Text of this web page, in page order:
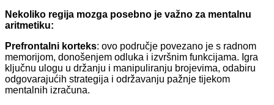
Nekoliko regija mozga posebno je važno za mentalnu
aritmetiku:
Prefrontalni korteks: ovo područje povezano je s radnom
memorijom, donošenjem odluka i izvršnim funkcijama. Igra
ključnu ulogu u držanju i manipuliranju brojevima, odabiru
odgovarajućih strategija i održavanju pažnje tijekom
mentalnih izračuna.